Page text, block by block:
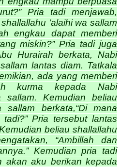
Pria tadi menjawab,
‘alaihi wa sallam
engkau dapat memberi
miskin?” Pria tadi juga
Hurairah berkata, Nabi
lantas diam. Tatkala
ada yang memberi
kurma kepada Nabi
sallam. Kemudian beliau
sallam berkata,“Di mana
Pria tersebut lantas
beliau shallallahu
“Ambillah dan
Kemudian pria tadi
akan aku berikan kepada